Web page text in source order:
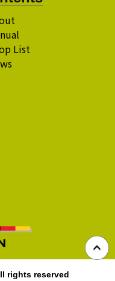
List
rights reserved